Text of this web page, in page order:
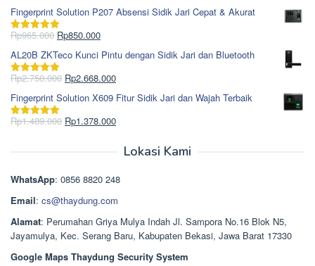
adalah:
Rp1.695.000.
ini
Fingerprint Solution P207 Absensi Sidik Jari Cepat & Akurat
Dinilai5.00
Rp965.000 Harga
adalah:
Rp965.000.
Rp850.000Harga
ini
adalah:
AL20B ZKTeco Kunci Pintu dengan Sidik Jari dan Bluetooth
Dinilai5.00
Rp2.750.000 Harga
adalah:
Rp2.750.000.
Rp2.668.000Harga
ini
adalah:
Fingerprint Solution X609 Fitur Sidik Jari dan Wajah Terbaik
Dinilai5.00
Rp1.489.000 Harga
Rp1.378.000Harga
Rp1.378.000.
Lokasi Kami
WhatsApp: 0856 8820 248
Email: cs@thaydung.com
Alamat: Perumahan Griya Mulya Indah Jl. Sampora No.16 Blok N5,
Jayamulya, Kec. Serang Baru, Kabupaten Bekasi, Jawa Barat 17330
Google Maps Thaydung Security System